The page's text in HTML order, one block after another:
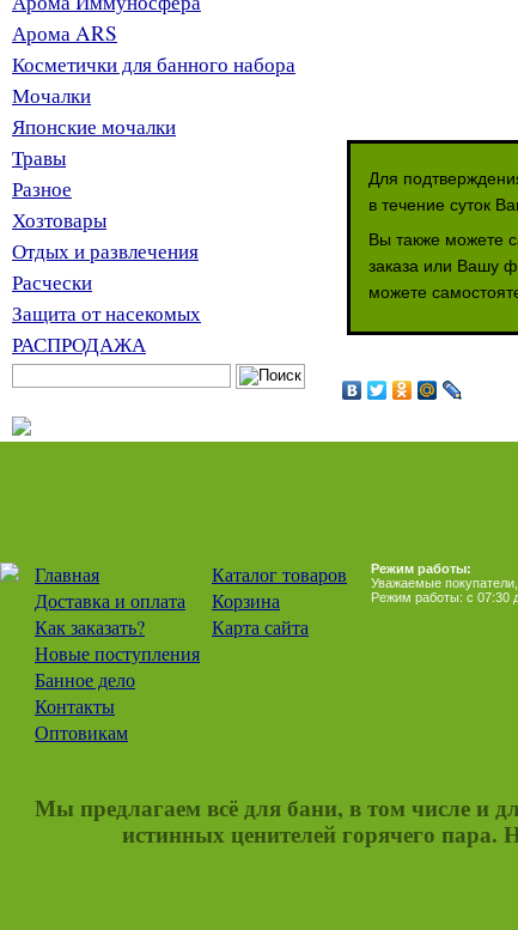
Арома ARS
Косметички для банного набора
Мочалки
Японские мочалки
Травы
Разное
Хозтовары
Отдых и развлечения
Расчески
Защита от насекомых
РАСПРОДАЖА
Для
в течение суток
Вы также можете
заказа или Вашу
можете
Главная
Доставка и оплата
Как заказать?
Новые поступления
Банное дело
Контакты
Оптовикам
Каталог товаров
Корзина
Карта сайта
Режим работы:
Уважаемые покупатели,
Режим работы: с 07:30
Мы предлагаем всё для бани, в том числе и
истинных ценителей горячего пара.